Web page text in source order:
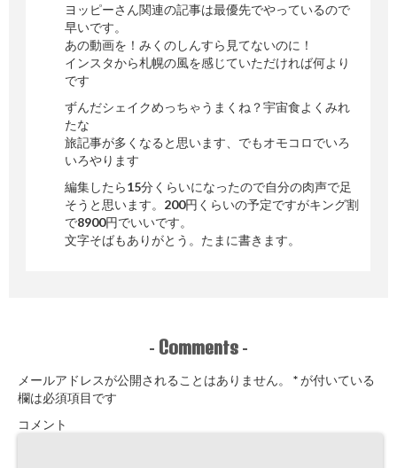
ヨッピーさん関連の記事は最優先でやっているので
早いです。
あの動画を！みくのしんすら見てないのに！
インスタから札幌の風を感じていただければ何より
です
ずんだシェイクめっちゃうまくね？宇宙食よくみれ
たな
旅記事が多くなると思います、でもオモコロでいろ
いろやります
編集したら15分くらいになったので自分の肉声で足
そうと思います。200円くらいの予定ですがキング割
で8900円でいいです。
文字そばもありがとう。たまに書きます。
- Comments -
メールアドレスが公開されることはありません。 *が付いている
欄は必須項目です
コメント